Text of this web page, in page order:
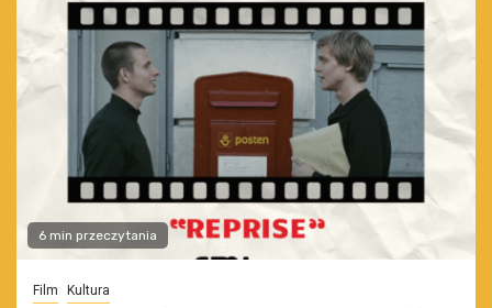
6 min przeczytania
Film Kultura